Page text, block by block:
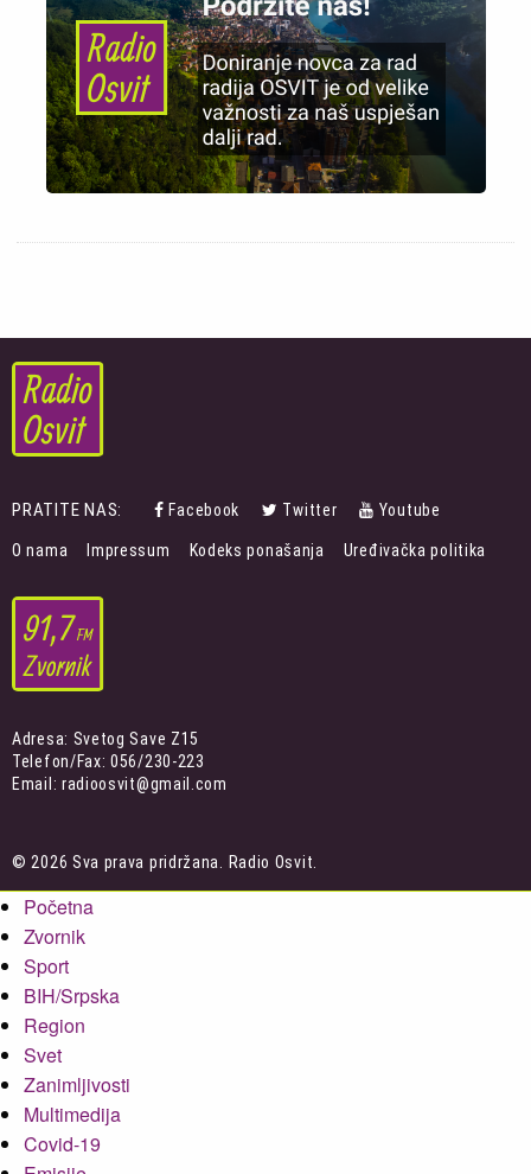
PRATITE NAS: Facebook Twitter Youtube
FOOTER
MENU
O nama Impressum Kodeks ponašanja Uređivačka politika
Adresa: Svetog Save Z15
Telefon/Fax: 056/230-223
Email: radioosvit@gmail.com
© 2026 Sva prava pridržana. Radio Osvit.
Početna
Zvornik
Sport
BIH/Srpska
Region
Svet
Zanimljivosti
Multimedija
Covid-19